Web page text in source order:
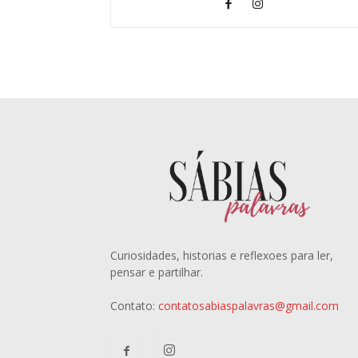
Curiosidades, historias e reflexoes para ler,
pensar e partilhar.
Contato: contatosabiaspalavras@gmail.com